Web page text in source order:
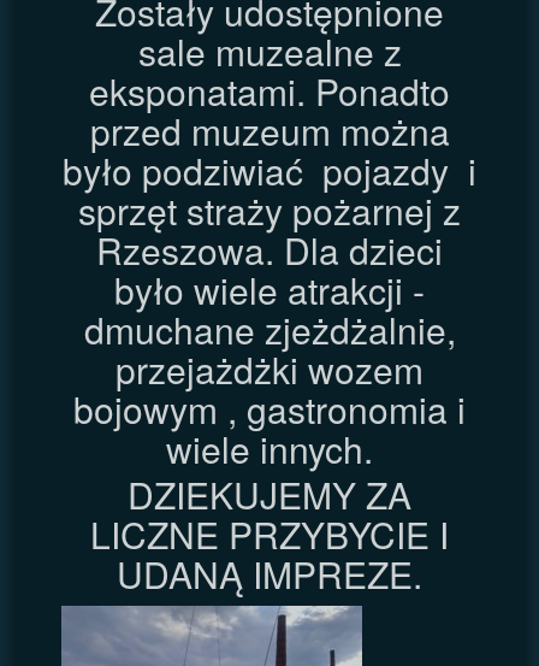
Zostały udostępnione
sale muzealne z
eksponatami. Ponadto
przed muzeum można
było podziwiać pojazdy i
sprzęt straży pożarnej z
Rzeszowa. Dla dzieci
było wiele atrakcji -
dmuchane zjeżdżalnie,
przejażdżki wozem
bojowym , gastronomia i
wiele innych.
DZIEKUJEMY ZA
LICZNE PRZYBYCIE I
UDANĄ IMPREZE.